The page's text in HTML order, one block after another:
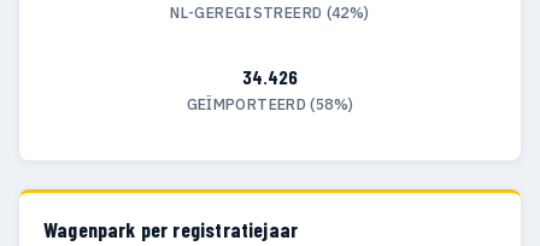
NL-GEREGISTREERD (42%)
34.426
GEÏMPORTEERD (58%)
Wagenpark per registratiejaar